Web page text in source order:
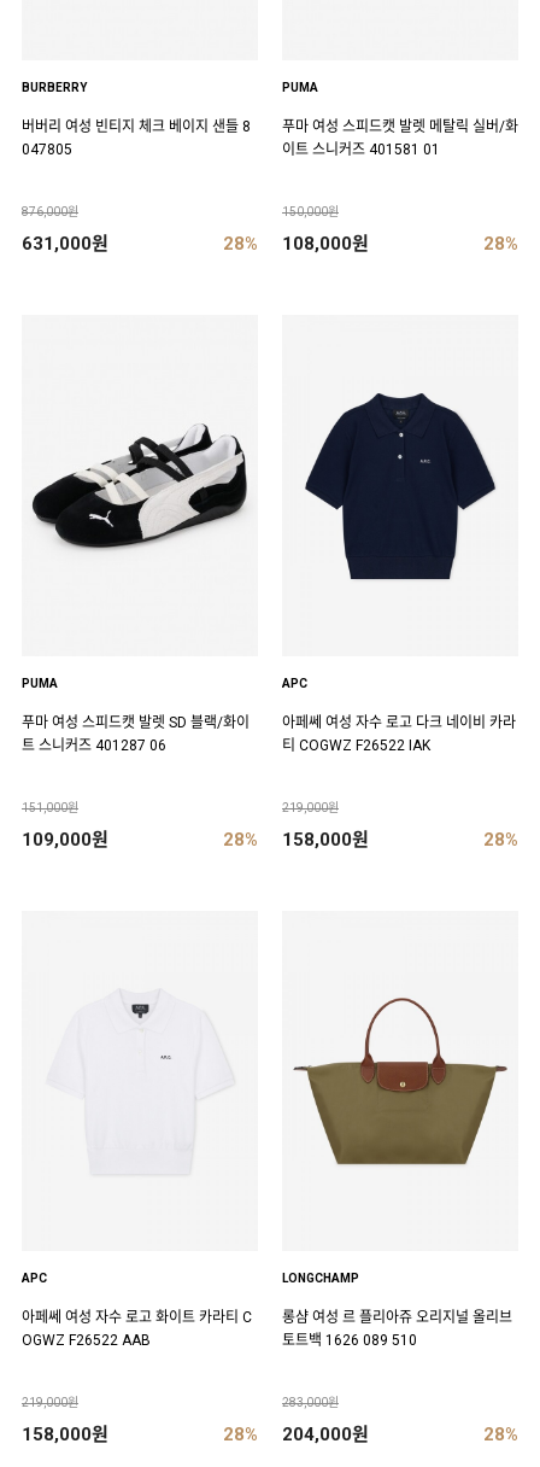
BURBERRY
버버리 여성 빈티지 체크 베이지 샌들 8
047805
876,000원
631,000원 28%
PUMA
푸마 여성 스피드캣 발렛 메탈릭 실버/화
이트 스니커즈 401581 01
150,000원
108,000원 28%
PUMA
푸마 여성 스피드캣 발렛 SD 블랙/화이
트 스니커즈 401287 06
151,000원
109,000원 28%
APC
아페쎄 여성 자수 로고 다크 네이비 카라
티 COGWZ F26522 IAK
219,000원
158,000원 28%
APC
아페쎄 여성 자수 로고 화이트 카라티 C
OGWZ F26522 AAB
219,000원
158,000원 28%
LONGCHAMP
롱샴 여성 르 플리아쥬 오리지널 올리브
토트백 1626 089 510
283,000원
204,000원 28%